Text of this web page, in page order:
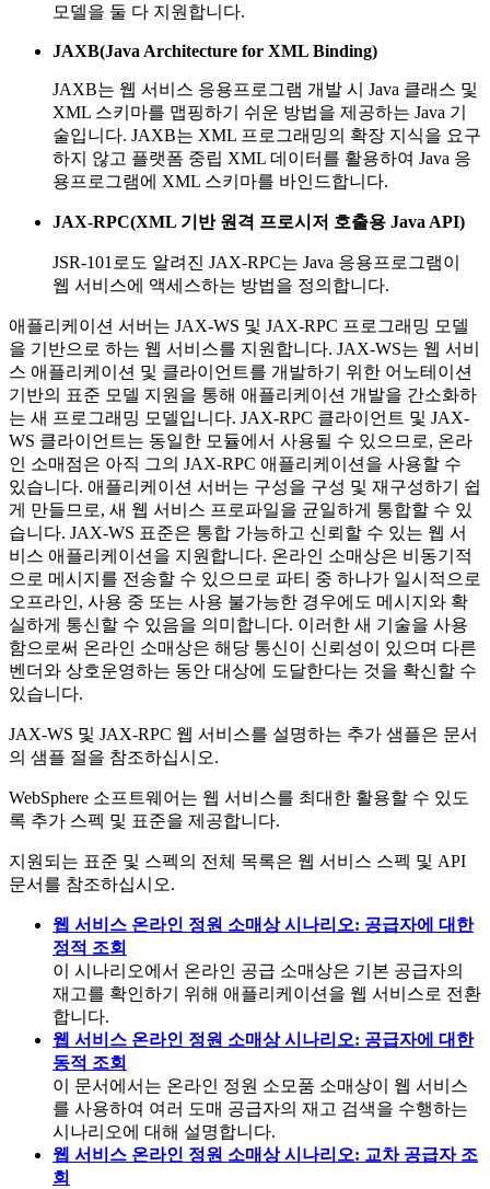
모델을 둘 다 지원합니다.
JAXB(Java Architecture for XML Binding)
JAXB는 웹 서비스 응용프로그램 개발 시 Java 클래스 및
XML 스키마를 맵핑하기 쉬운 방법을 제공하는 Java 기
술입니다. JAXB는 XML 프로그래밍의 확장 지식을 요구
하지 않고 플랫폼 중립 XML 데이터를 활용하여 Java 응
용프로그램에 XML 스키마를 바인드합니다.
JAX-RPC(XML 기반 원격 프로시저 호출용 Java API)
JSR-101로도 알려진 JAX-RPC는 Java 응용프로그램이
웹 서비스에 액세스하는 방법을 정의합니다.
애플리케이션 서버는 JAX-WS 및 JAX-RPC 프로그래밍 모델
을 기반으로 하는 웹 서비스를 지원합니다. JAX-WS는 웹 서비
스 애플리케이션 및 클라이언트를 개발하기 위한 어노테이션
기반의 표준 모델 지원을 통해 애플리케이션 개발을 간소화하
는 새 프로그래밍 모델입니다. JAX-RPC 클라이언트 및 JAX-
WS 클라이언트는 동일한 모듈에서 사용될 수 있으므로, 온라
인 소매점은 아직 그의 JAX-RPC 애플리케이션을 사용할 수
있습니다. 애플리케이션 서버는 구성을 구성 및 재구성하기 쉽
게 만들므로, 새 웹 서비스 프로파일을 균일하게 통합할 수 있
습니다. JAX-WS 표준은 통합 가능하고 신뢰할 수 있는 웹 서
비스 애플리케이션을 지원합니다. 온라인 소매상은 비동기적
으로 메시지를 전송할 수 있으므로 파티 중 하나가 일시적으로
오프라인, 사용 중 또는 사용 불가능한 경우에도 메시지와 확
실하게 통신할 수 있음을 의미합니다. 이러한 새 기술을 사용
함으로써 온라인 소매상은 해당 통신이 신뢰성이 있으며 다른
벤더와 상호운영하는 동안 대상에 도달한다는 것을 확신할 수
있습니다.
JAX-WS 및 JAX-RPC 웹 서비스를 설명하는 추가 샘플은 문서
의 샘플 절을 참조하십시오.
WebSphere 소프트웨어는 웹 서비스를 최대한 활용할 수 있도
록 추가 스펙 및 표준을 제공합니다.
지원되는 표준 및 스펙의 전체 목록은 웹 서비스 스펙 및 API
문서를 참조하십시오.
웹 서비스 온라인 정원 소매상 시나리오: 공급자에 대한
정적 조회
이 시나리오에서 온라인 공급 소매상은 기본 공급자의
재고를 확인하기 위해 애플리케이션을 웹 서비스로 전환
합니다.
웹 서비스 온라인 정원 소매상 시나리오: 공급자에 대한
동적 조회
이 문서에서는 온라인 정원 소모품 소매상이 웹 서비스
를 사용하여 여러 도매 공급자의 재고 검색을 수행하는
시나리오에 대해 설명합니다.
웹 서비스 온라인 정원 소매상 시나리오: 교차 공급자 조
회